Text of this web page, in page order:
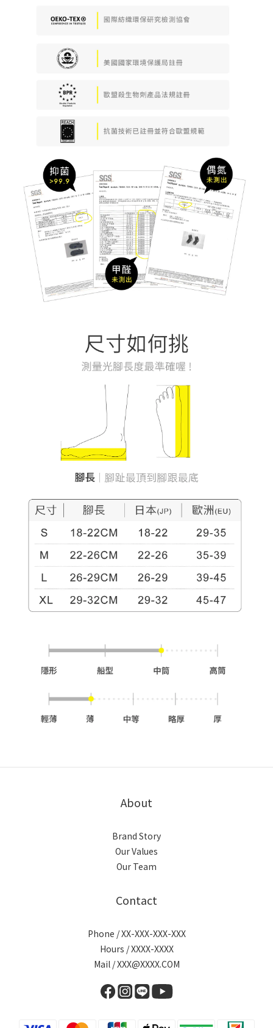
About
Brand Story
Our Values
Our Team
Contact
Phone / XX-XXX-XXX-XXX
Hours / XXXX-XXXX
Mail / XXX@XXXX.COM